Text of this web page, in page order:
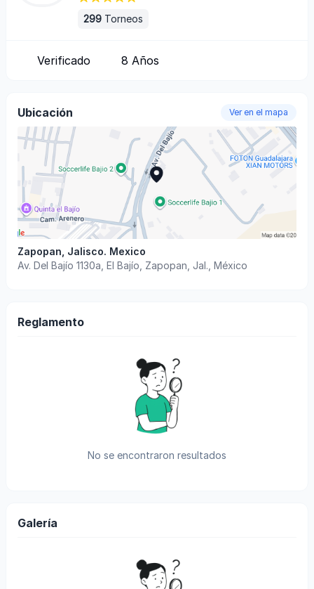
299 Torneos
Verificado 8 Años
Ubicación Ver en el mapa
Zapopan Jalisco. Mexico
Av. Del Bajío 1130a, El Bajío, Zapopan, Jal., México
Reglamento
No se encontraron resultados
Galería